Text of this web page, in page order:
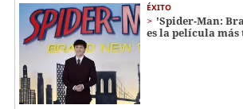
ÉXITO
'Spider-Man:
es la película más